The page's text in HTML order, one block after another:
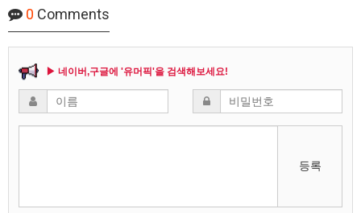
0 Comments
▶ 네이버,구글에 '유머픽'을 검색해보세요!
등록